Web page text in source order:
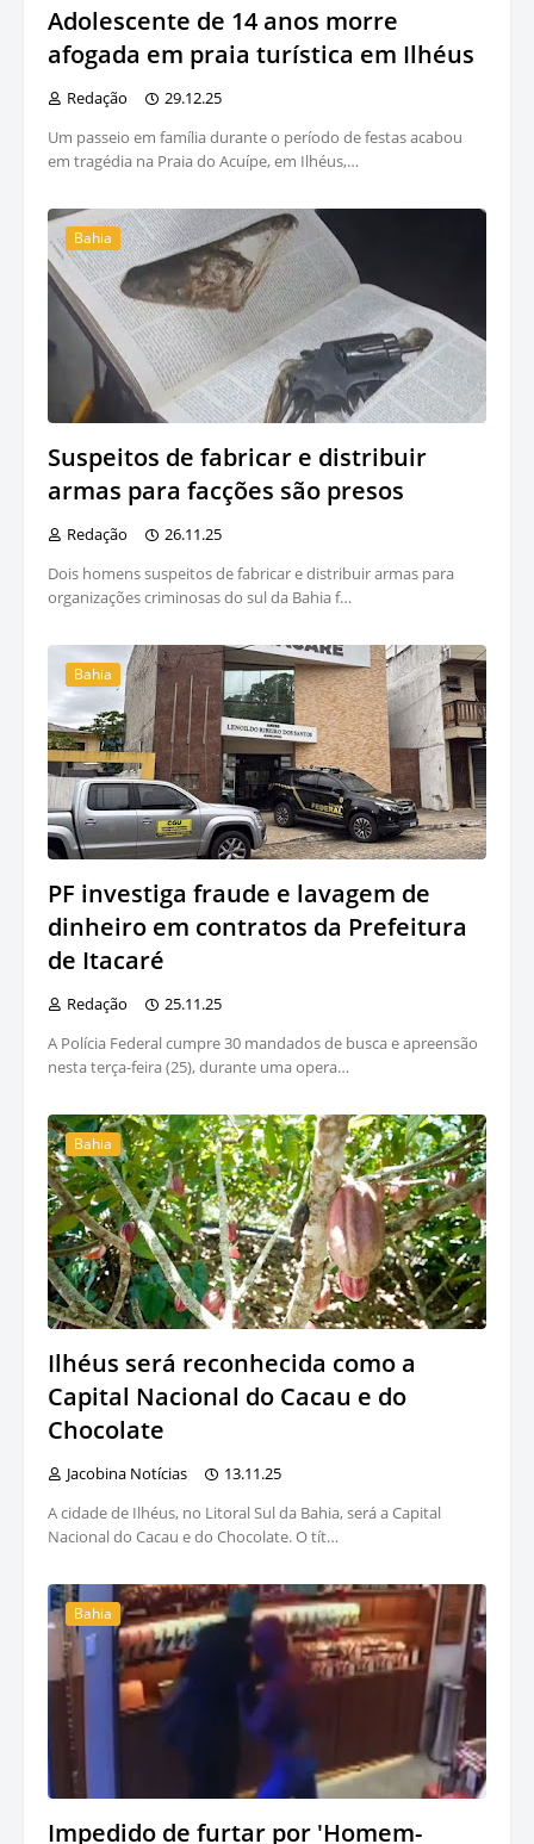
Adolescente de 14 anos morre
afogada em praia turística em Ilhéus
Redação
29.12.25
Um passeio em família durante o período de festas acabou
em tragédia na Praia do Acuípe, em Ilhéus,…
Bahia
Suspeitos de fabricar e distribuir
armas para facções são presos
Redação
26.11.25
Dois homens suspeitos de fabricar e distribuir armas para
organizações criminosas do sul da Bahia f…
Bahia
PF investiga fraude e lavagem de
dinheiro em contratos da Prefeitura
de Itacaré
Redação
25.11.25
A Polícia Federal cumpre 30 mandados de busca e apreensão
nesta terça-feira (25), durante uma opera…
Bahia
Ilhéus será reconhecida como a
Capital Nacional do Cacau e do
Chocolate
Jacobina Notícias
13.11.25
A cidade de Ilhéus, no Litoral Sul da Bahia, será a Capital
Nacional do Cacau e do Chocolate. O tít…
Bahia
Impedido de furtar por 'Homem-